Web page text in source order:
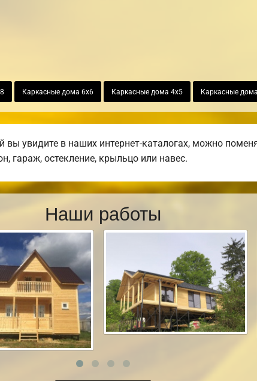
Каркасные дома 6х6 Каркасные дома 4х5 Каркасные
увидите в наших интернет-каталогах, можно
гараж, остекление, крыльцо или навес.
Наши работы